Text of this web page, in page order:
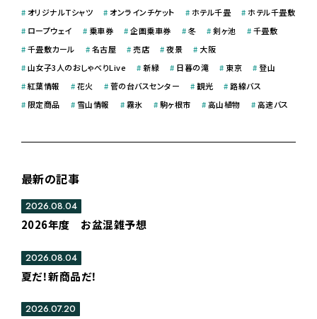
# オリジナルＴシャツ # オンラインチケット # ホテル千畳 # ホテル千畳敷
# ロープウェイ # 乗車券 #企画乗車券 #冬 #剣ヶ池 #千畳敷
#千畳敷カール #名古屋 #売店 #夜景 # 大阪
#山女子3人のおしゃべりLive # 新緑 # 日暮の滝 #東京 #登山
#紅葉情報 #花火 #菅の台バスセンター # 観光 # 路線バス
# 限定商品 # 雪山情報 #霧氷 #駒ヶ根市 #高山植物 #高速バス
最新の記事
2026年度 お盆混雑予想
2026.08.04
夏だ！新商品だ！
2026.08.04
2026.07.20